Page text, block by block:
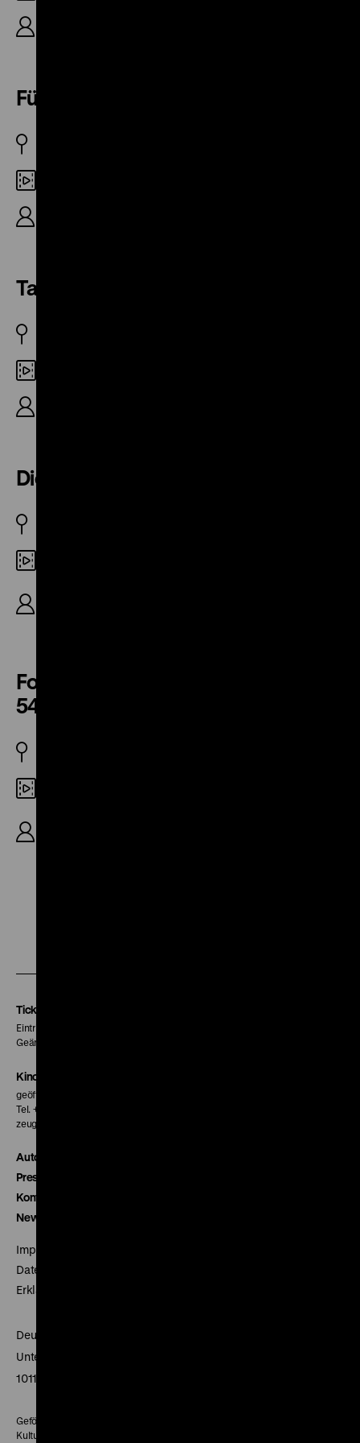
Fünf Meilen westlich
Takte – Ballett für Maschinen
Die eisernen Diener
Fortschritt auf dem Prüfstand – Halle
54
Tickets
Eintritt 5 €
Geänderte Preise sind im Programm vermerkt.
Kinokasse
geöffnet 30 Minuten vor Beginn der ersten Vorstellung
Tel. + 49 30 20304-770
zeughauskino@dhm.de
Autor*innen
Presse
Kontakt
Newsletter
Impressum
Datenschutz
Erklärung digitale Barrierefreiheit
Deutsches Historisches Museum
Unter den Linden 2
10117 Berlin
Gefördert mit Mitteln des Beauftragten der Bundesregierung für
Kultur und Medien